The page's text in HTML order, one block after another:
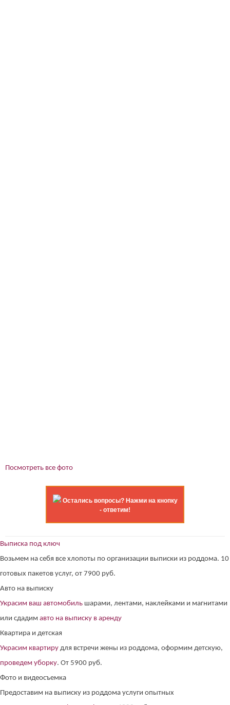
Посмотреть все фото
Остались вопросы? Нажми на кнопку
- ответим!
Выписка под ключ
Возьмем на себя все хлопоты по организации выписки из роддома. 10
готовых пакетов услуг, от 7900 руб.
Авто на выписку
Украсим ваш автомобиль шарами, лентами, наклейками и магнитами
или сдадим авто на выписку в аренду
Квартира и детская
Украсим квартиру для встречи жены из роддома, оформим детскую,
проведем уборку. От 5900 руб.
Фото и видеосъемка
Предоставим на выписку из роддома услуги опытных